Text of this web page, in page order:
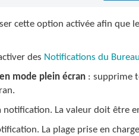
cette option activée afin que
des Notifications du Bureau
mode plein écran : supprime
notification. La valeur doit être
La plage prise en